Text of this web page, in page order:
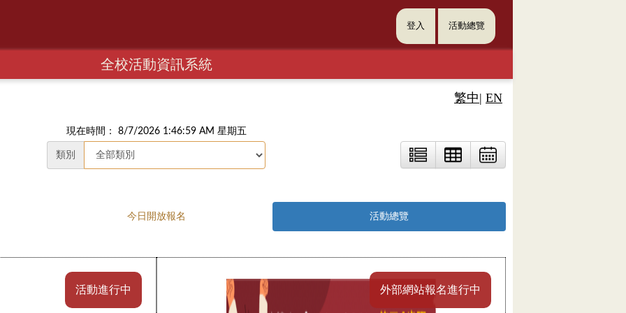
登入 活動總覽
全校活動資訊系統
繁中| EN
現在時間： 8/7/2026 1:47:00 AM 星期五
類別
今日開放報名 活動總覽
活動進行中 外部網站報名進行中